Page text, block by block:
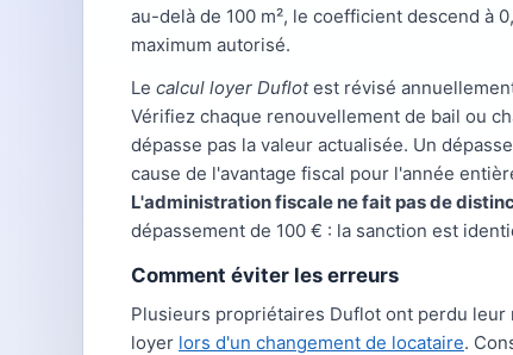
au-delà de 100 m², le coefficient descend à
maximum autorisé.
Le calcul loyer Duflotest révisé
Vérifiez chaque renouvellement de bail ou
dépasse pas la valeur actualisée. Un
cause de l'avantage fiscal pour l'année
L'administration fiscale ne fait pas de
dépassement de 100 € : la sanction est
Comment éviter les erreurs
Plusieurs propriétaires Duflot ont perdu
loyer lors d'un changement de locataire.